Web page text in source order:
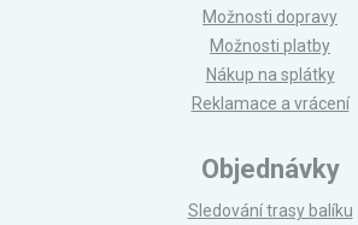
Možnosti dopravy
Možnosti platby
Nákup na splátky
Reklamace a vrácení
Objednávky
Sledování trasy balíku